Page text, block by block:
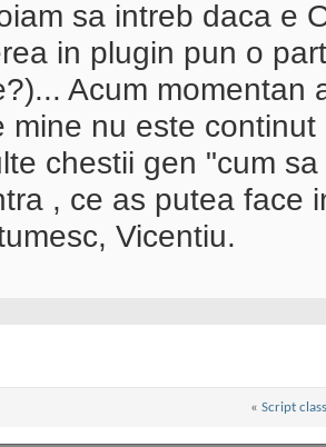
sa intreb daca e
in plugin pun o
Acum momentan
mine nu este
chestii gen "cum
, ce as putea face
Vicentiu.
« Script